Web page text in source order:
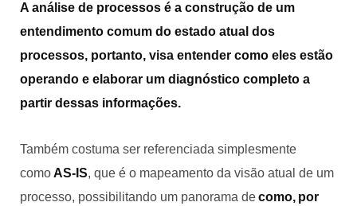
A análise de processos é a construção de um
entendimento comum do estado atual dos
processos, portanto, visa entender como eles estão
operando e elaborar um diagnóstico completo a
partir dessas informações.
Também costuma ser referenciada simplesmente
comoAS-IS, que é o mapeamento da visão atual de um
processo, possibilitando um panorama decomo, por